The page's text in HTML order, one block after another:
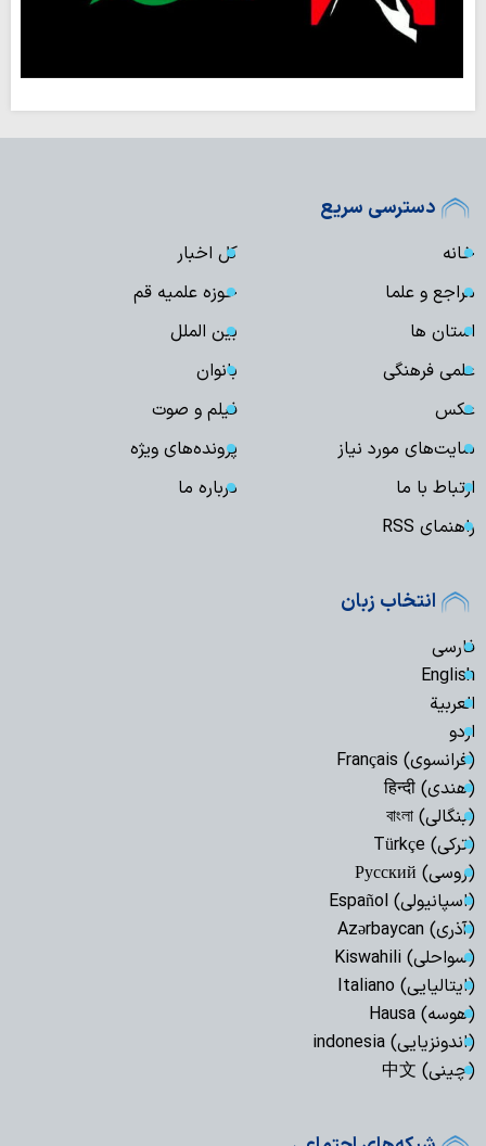
دسترسی سریع
خانه
کل اخبار
مراجع و علما
حوزه علمیه قم
استان ها
بین الملل
علمی فرهنگی
بانوان
عکس
فیلم و صوت
سایت‌های مورد نیاز
پرونده‌های ویژه
ارتباط با ما
درباره ما
راهنمای RSS
انتخاب زبان
فارسی
English
العربیة
اردو
(فرانسوی) Français
(هندی) हिन्दी
(بنگالی) বাংলা
(ترکی) Türkçe
(روسی) Русский
(اسپانیولی) Español
(آذری) Azərbaycan
(سواحلی) Kiswahili
(ایتالیایی) Italiano
(هوسه) Hausa
(اندونزیایی) indonesia
(چینی) 中文